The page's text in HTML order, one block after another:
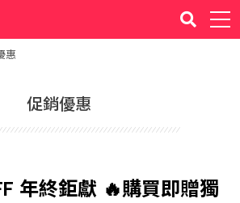
惠
促銷優惠
年終鉅獻 🔥購買即贈獨